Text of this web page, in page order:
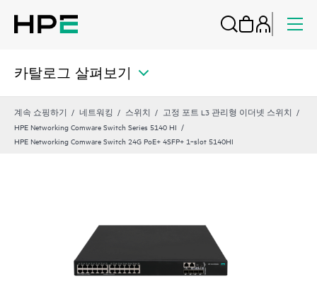
카탈로그 살펴보기
계속 쇼핑하기 네트워킹 스위치
고정 포트 L3 관리형 이더넷 스위치
HPE Networking Comware Switch Series 5140 HI
HPE Networking Comware Switch 24G PoE+ 4SFP+ 1‑slot 5140HI